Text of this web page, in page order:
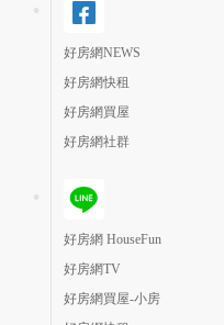
好房網NEWS
好房網快租
好房網買屋
好房網社群
好房網 HouseFun
好房網TV
好房網買屋-小房